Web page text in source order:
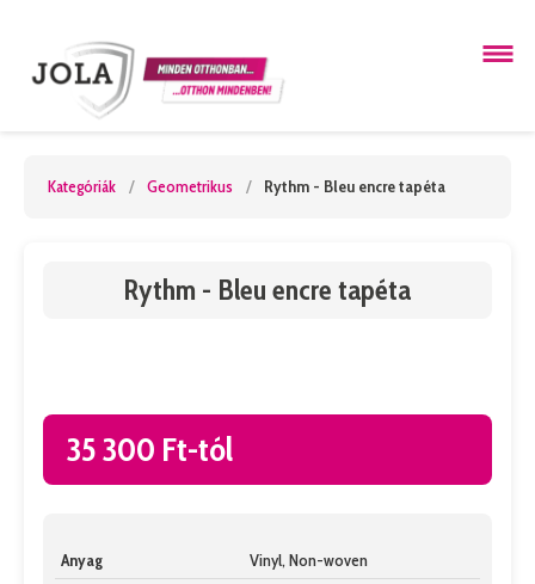
Kategóriák / Geometrikus / Rythm - Bleu encre tapéta
Rythm - Bleu encre tapéta
35 300 Ft-tól
Anyag
Vinyl, Non-woven